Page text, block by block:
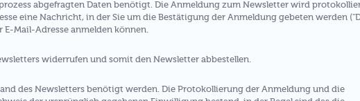
abgefragten Daten benötigt. Die Anmeldung zum Newsletter wird
eine Nachricht, in der Sie um die Bestätigung der Anmeldung gebeten werden
Mail-Adresse anmelden können.
widerrufen und somit den Newsletter abbestellen.
des Newsletters benötigt werden. Die Protokollierung der Anmeldung und die